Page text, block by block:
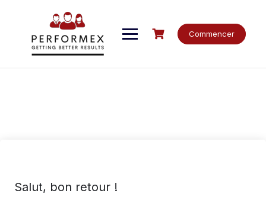
Commencer
Salut, bon retour !